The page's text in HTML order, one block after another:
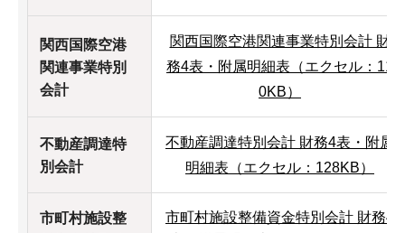
関西国際空港
関連事業特別
会計
関西国際空港関連事業特別会計 財
務4表・附属明細表（エクセル：11
0KB）
不動産調達特
別会計
不動産調達特別会計 財務4表・附属
明細表（エクセル：128KB）
市町村施設整
市町村施設整備資金特別会計 財務4